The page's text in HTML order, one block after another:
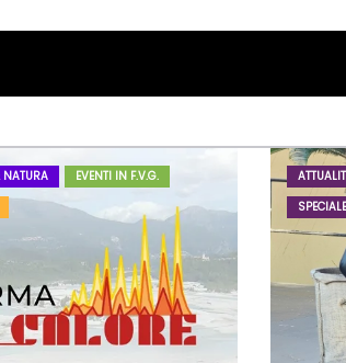
NATURA
EVENTI IN F.V.G.